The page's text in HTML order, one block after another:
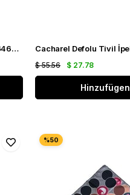
Aker Defolu Tivil İpek Eşarp 36469 Yeşil Karışık Desen
$ 27.78
$ 55.56
Hinzufügen